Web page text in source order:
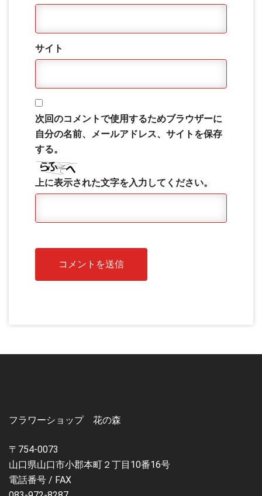
サイト
次回のコメントで使用するためブラウザーに
自分の名前、メールアドレス、サイトを保存
する。
上に表示された文字を入力してください。
フラワーショップ 花の森
〒754-0073
山口県山口市小郡本町２丁目10番16号
電話番号 / FAX